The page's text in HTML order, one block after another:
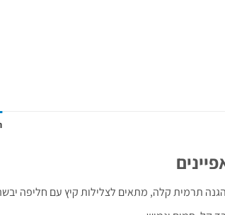
הגנה תרמית קלה, מתאים לצלילות קיץ עם חליפה